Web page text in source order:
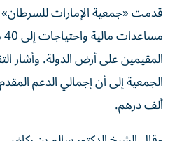
قدمت «جمعية الإمارات للسرطان»
المقيمين على أرض الدولة. وأشار
ألف درهم.